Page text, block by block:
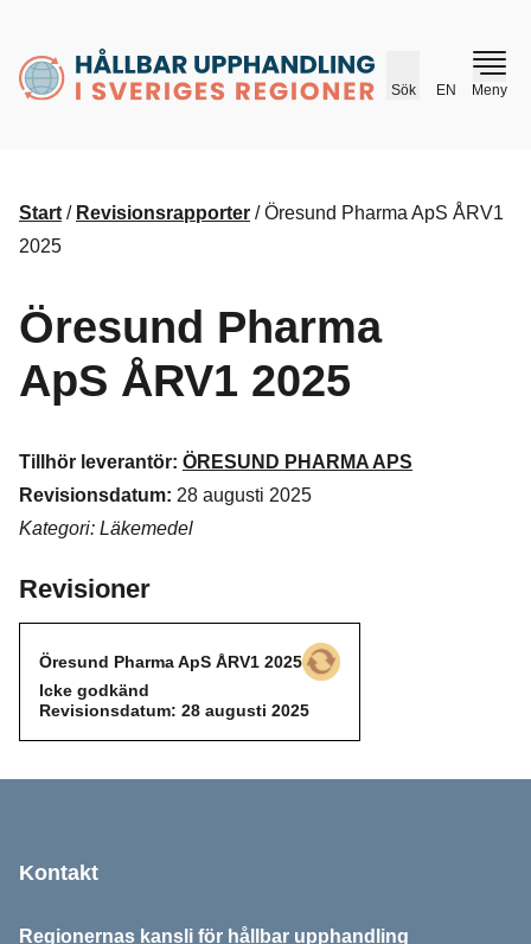
husr.se
Sök EN Meny
Start / Revisionsrapporter /Öresund Pharma ApS ÅRV1
2025
Öresund Pharma
ApS ÅRV1 2025
Tillhör leverantör: ÖRESUND PHARMA APS
Revisionsdatum: 28 augusti 2025
Kategori: Läkemedel
Revisioner
Öresund Pharma ApS ÅRV1 2025
Icke godkänd
Icke godkänd
Revisionsdatum: 28 augusti 2025
Kontakt
Regionernas kansli för hållbar upphandling